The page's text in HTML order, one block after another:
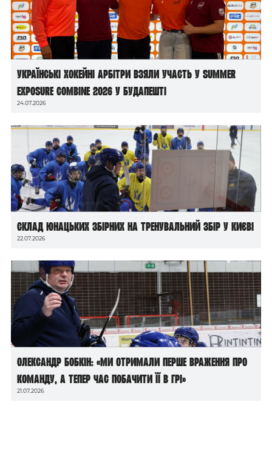
Українські хокейні арбітри взяли участь у Summer
Exposure Combine 2026 у Будапешті
24.07.2026
Склад юнацьких збірних на тренувальний збір у Києві
22.07.2026
Олександр Бобкін: «Ми отримали перше враження про
команду, а тепер час побачити її в грі»
21.07.2026